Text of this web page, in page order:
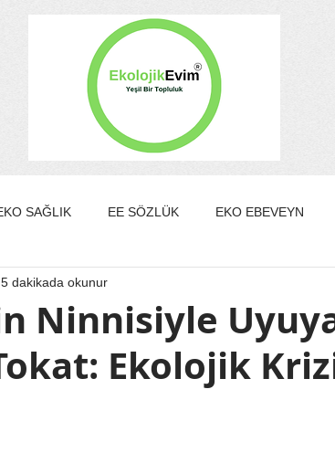
SAĞLIK EE SÖZLÜK EKO EBEVEYN
EKO KÜLTÜR&SANAT
EKO SÖYLEŞİ
Ninnisiyle
Ekolojik
5 dakikada okunur